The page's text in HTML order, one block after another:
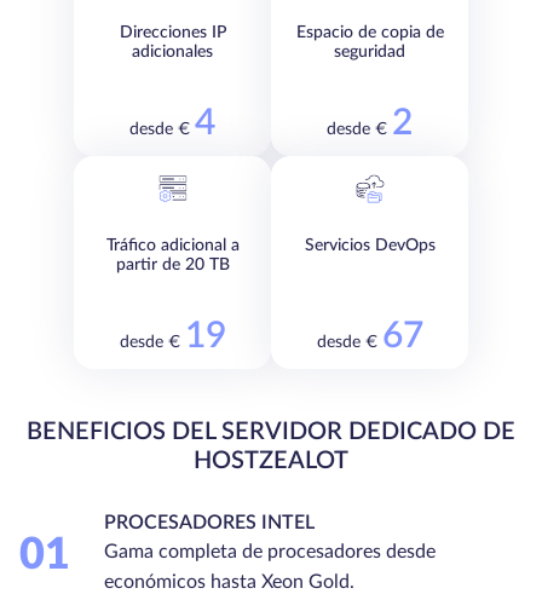
Direcciones IP
adicionales
desde € 4
Espacio de copia de
seguridad
desde € 2
Tráfico adicional a
partir de 20 TB
desde € 19
Servicios DevOps
desde € 67
BENEFICIOS DEL SERVIDOR DEDICADO DE
HOSTZEALOT
01
PROCESADORES INTEL
Gama completa de procesadores desde
económicos hasta Xeon Gold.